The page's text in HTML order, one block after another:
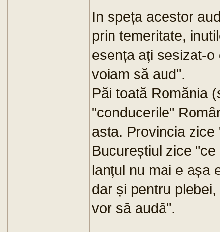
In speța acestor
prin temeritate,
esența ați sesizat-
voiam să aud".
Păi toată Romănia
"conducerile"
asta. Provincia
Bucureștiul zice
lanțul nu mai e așa
dar și pentru
vor să audă".